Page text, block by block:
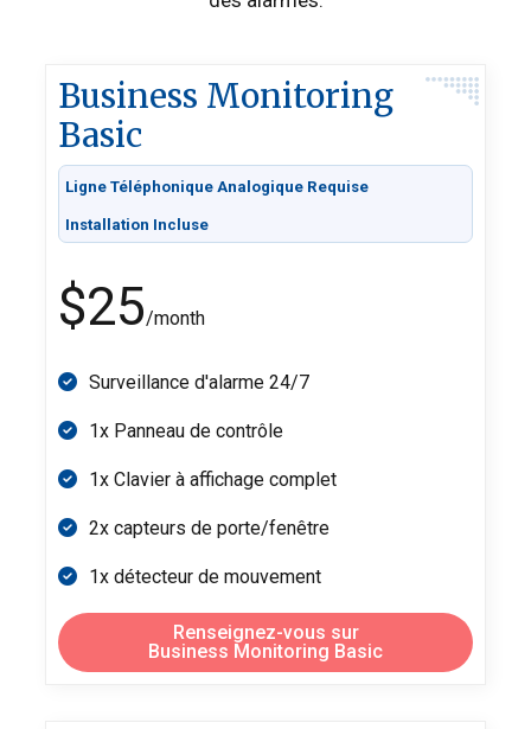
Business Monitoring
Basic
Ligne Téléphonique Analogique Requise
Installation Incluse
$25/month
Surveillance d'alarme 24/7
1x Panneau de contrôle
1x Clavier à affichage complet
2x capteurs de porte/fenêtre
1x détecteur de mouvement
Renseignez-vous sur
Business Monitoring Basic